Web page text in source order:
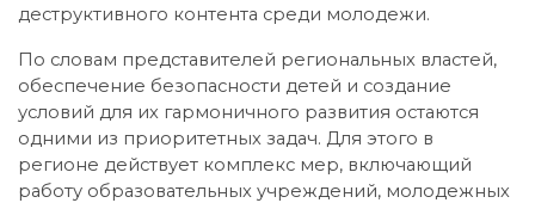
деструктивного контента среди молодежи.
По словам представителей региональных властей,
обеспечение безопасности детей и создание
условий для их гармоничного развития остаются
одними из приоритетных задач. Для этого в
регионе действует комплекс мер, включающий
работу образовательных учреждений, молодежных